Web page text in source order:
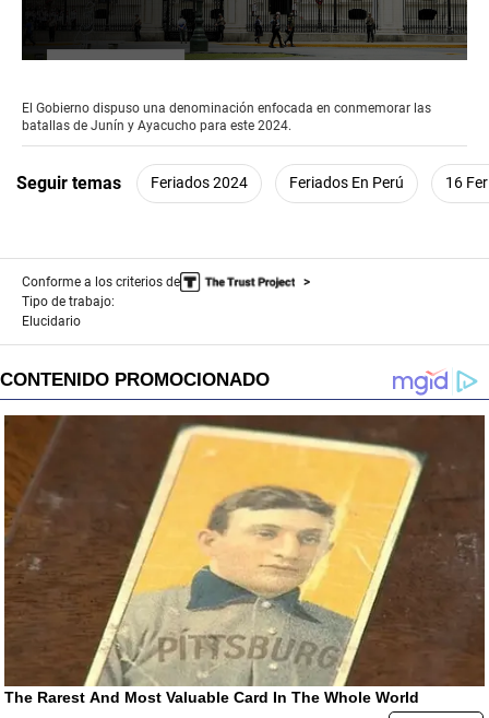
of
2
seconds
El Gobierno dispuso una denominación enfocada en conmemorar las
batallas de Junín y Ayacucho para este 2024.
Seguir temas Feriados 2024 Feriados En Perú 16
Conforme a los criterios de
Tipo de trabajo:
Elucidario